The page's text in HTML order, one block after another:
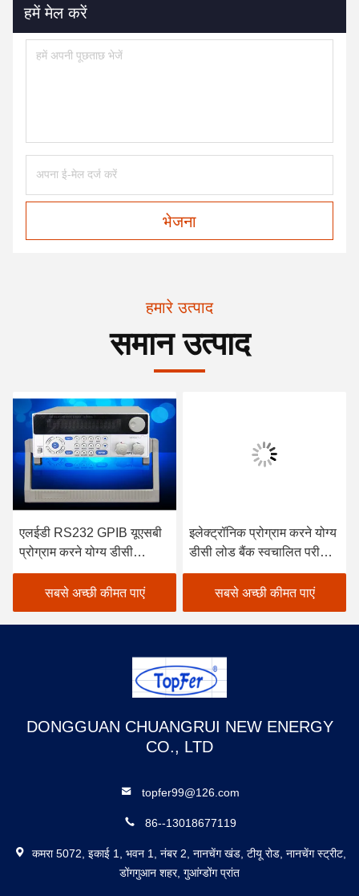
हमें मेल करें
भेजना
हमारे उत्पाद
समान उत्पाद
एलईडी RS232 GPIB यूएसबी
प्रोग्राम करने योग्य डीसी
इलेक्ट्रॉनिक लोड चर परीक्षक
सबसे अच्छी कीमत पाएं
इलेक्ट्रॉनिक प्रोग्राम करने योग्य
डीसी लोड बैंक स्वचालित परीक्षण
40KHz
सबसे अच्छी कीमत पाएं
DONGGUAN CHUANGRUI NEW ENERGY
CO., LTD
topfer99@126.com
86--13018677119
कमरा 5072, इकाई 1, भवन 1, नंबर 2, नानचेंग खंड, टीयू रोड, नानचेंग स्ट्रीट,
डोंगगुआन शहर, गुआंग्डोंग प्रांत